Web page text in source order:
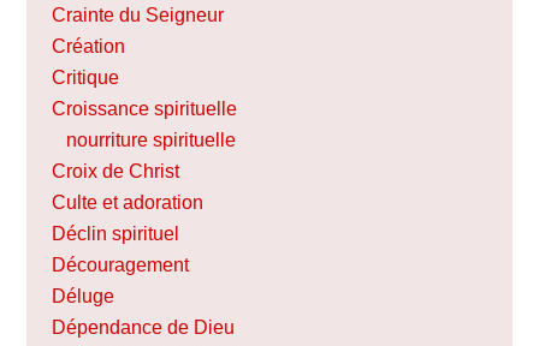
Crainte du Seigneur
Création
Critique
Croissance spirituelle
nourriture spirituelle
Croix de Christ
Culte et adoration
Déclin spirituel
Découragement
Déluge
Dépendance de Dieu